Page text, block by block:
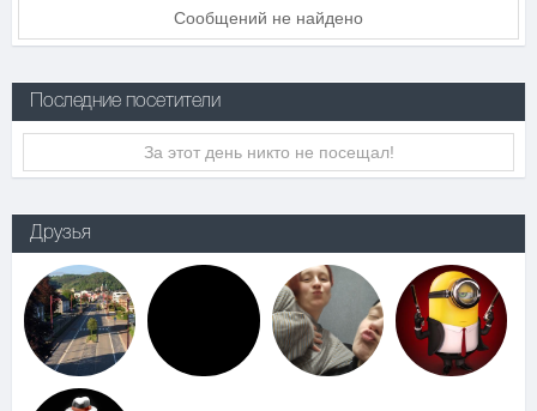
Сообщений не найдено
Последние посетители
За этот день никто не посещал!
Друзья